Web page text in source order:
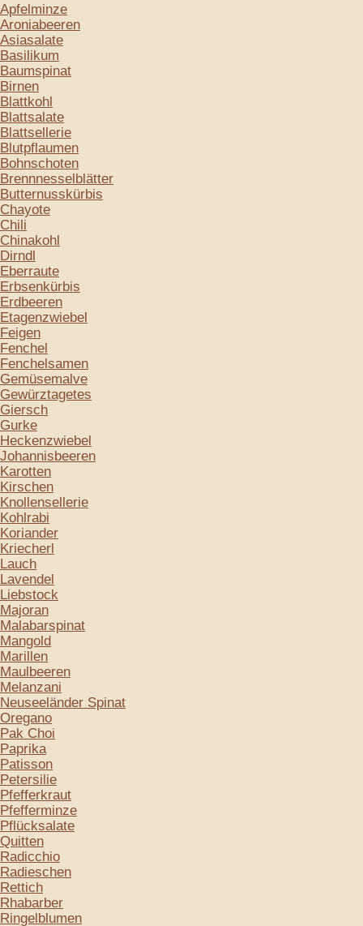
Apfelminze
Aroniabeeren
Asiasalate
Basilikum
Baumspinat
Birnen
Blattkohl
Blattsalate
Blattsellerie
Blutpflaumen
Bohnschoten
Brennnesselblätter
Butternusskürbis
Chayote
Chili
Chinakohl
Dirndl
Eberraute
Erbsenkürbis
Erdbeeren
Etagenzwiebel
Feigen
Fenchel
Fenchelsamen
Gemüsemalve
Gewürztagetes
Giersch
Gurke
Heckenzwiebel
Johannisbeeren
Karotten
Kirschen
Knollensellerie
Kohlrabi
Koriander
Kriecherl
Lauch
Lavendel
Liebstock
Majoran
Malabarspinat
Mangold
Marillen
Maulbeeren
Melanzani
Neuseeländer Spinat
Oregano
Pak Choi
Paprika
Patisson
Petersilie
Pfefferkraut
Pfefferminze
Pflücksalate
Quitten
Radicchio
Radieschen
Rettich
Rhabarber
Ringelblumen